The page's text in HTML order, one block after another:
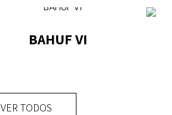
BAHUF VI
tiene
VER TODOS